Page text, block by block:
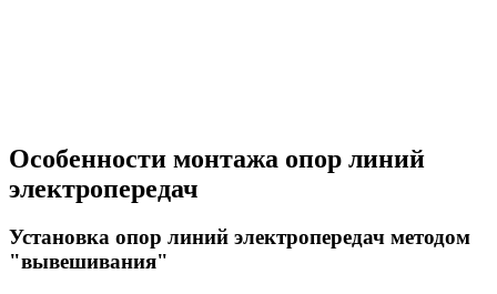
Особенности монтажа опор линий
электропередач
Установка опор линий электропередач методом
"вывешивания"